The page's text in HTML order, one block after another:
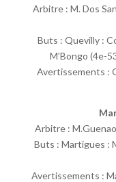
Arbitre : M. Dos
Buts : Quevilly :
M’Bongo (4e-
Avertissements :
Arbitre :
Buts : Martigues :
Avertissements :